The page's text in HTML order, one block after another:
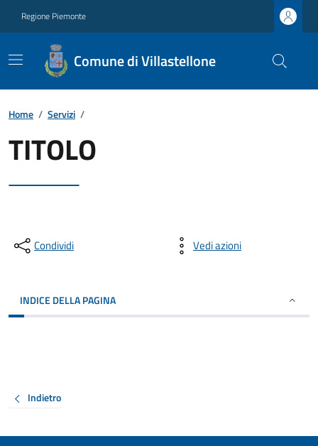
Regione Piemonte
Comune di Villastellone
Home / Servizi /
TITOLO
Condividi Vedi azioni
INDICE DELLA PAGINA
Indietro